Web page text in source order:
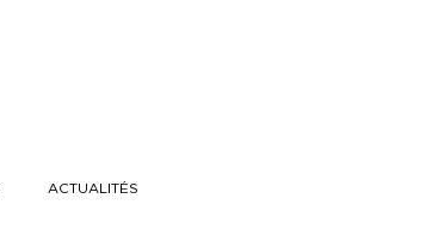
ACTUALITÉS